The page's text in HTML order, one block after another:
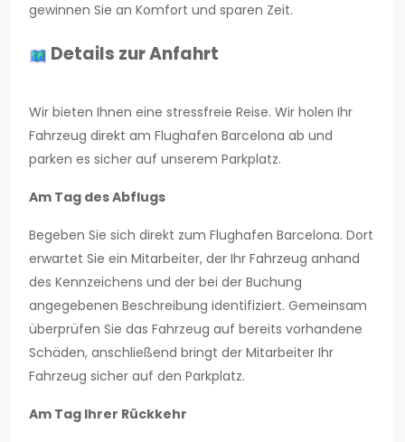
gewinnen Sie an Komfort und sparen Zeit.
Details zur Anfahrt
Wir bieten Ihnen eine stressfreie Reise. Wir holen Ihr
Fahrzeug direkt am Flughafen Barcelona ab und
parken es sicher auf unserem Parkplatz.
Am Tag des Abflugs
Begeben Sie sich direkt zum Flughafen Barcelona. Dort
erwartet Sie ein Mitarbeiter, der Ihr Fahrzeug anhand
des Kennzeichens und der bei der Buchung
angegebenen Beschreibung identifiziert. Gemeinsam
überprüfen Sie das Fahrzeug auf bereits vorhandene
Schäden, anschließend bringt der Mitarbeiter Ihr
Fahrzeug sicher auf den Parkplatz.
Am Tag Ihrer Rückkehr